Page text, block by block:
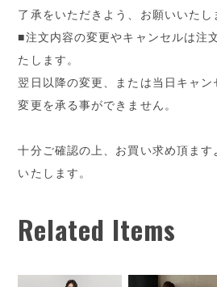
了承をいただきよう、お願いいたし
■注文内容の変更やキャンセルは注
たします。
翌日以降の変更、または当日キャン
変更を承る事ができません。
十分ご確認の上、お買い求め頂ま
いたします。
Related Items